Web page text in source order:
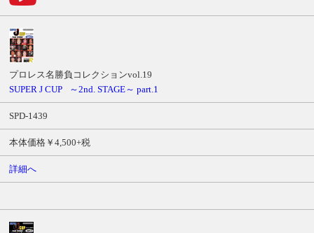
プロレス名勝負コレクションvol.19
SUPER J CUP
～2nd. STAGE～ part.1
SPD-1439
本体価格￥4,500+税
詳細へ